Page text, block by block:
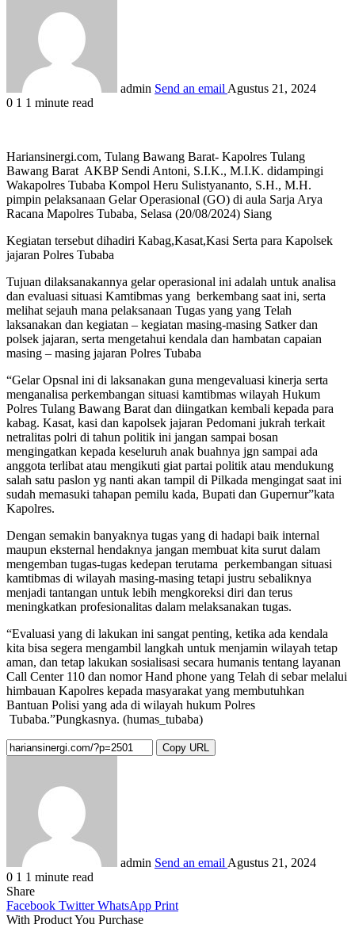
admin Send an email Agustus 21, 2024
0 1 1 minute read
Hariansinergi.com, Tulang Bawang Barat- Kapolres Tulang
Bawang Barat AKBP Sendi Antoni, S.I.K., M.I.K. didampingi
Wakapolres Tubaba Kompol Heru Sulistyananto, S.H., M.H.
pimpin pelaksanaan Gelar Operasional (GO) di aula Sarja Arya
Racana Mapolres Tubaba, Selasa (20/08/2024) Siang
Kegiatan tersebut dihadiri Kabag,Kasat,Kasi Serta para Kapolsek
jajaran Polres Tubaba
Tujuan dilaksanakannya gelar operasional ini adalah untuk analisa
dan evaluasi situasi Kamtibmas yang berkembang saat ini, serta
melihat sejauh mana pelaksanaan Tugas yang yang Telah
laksanakan dan kegiatan – kegiatan masing-masing Satker dan
polsek jajaran, serta mengetahui kendala dan hambatan capaian
masing – masing jajaran Polres Tubaba
“Gelar Opsnal ini di laksanakan guna mengevaluasi kinerja serta
menganalisa perkembangan situasi kamtibmas wilayah Hukum
Polres Tulang Bawang Barat dan diingatkan kembali kepada para
kabag. Kasat, kasi dan kapolsek jajaran Pedomani jukrah terkait
netralitas polri di tahun politik ini jangan sampai bosan
mengingatkan kepada keseluruh anak buahnya jgn sampai ada
anggota terlibat atau mengikuti giat partai politik atau mendukung
salah satu paslon yg nanti akan tampil di Pilkada mengingat saat ini
sudah memasuki tahapan pemilu kada, Bupati dan Gupernur”kata
Kapolres.
Dengan semakin banyaknya tugas yang di hadapi baik internal
maupun eksternal hendaknya jangan membuat kita surut dalam
mengemban tugas-tugas kedepan terutama perkembangan situasi
kamtibmas di wilayah masing-masing tetapi justru sebaliknya
menjadi tantangan untuk lebih mengkoreksi diri dan terus
meningkatkan profesionalitas dalam melaksanakan tugas.
“Evaluasi yang di lakukan ini sangat penting, ketika ada kendala
kita bisa segera mengambil langkah untuk menjamin wilayah tetap
aman, dan tetap lakukan sosialisasi secara humanis tentang layanan
Call Center 110 dan nomor Hand phone yang Telah di sebar melalui
himbauan Kapolres kepada masyarakat yang membutuhkan
Bantuan Polisi yang ada di wilayah hukum Polres
Tubaba.”Pungkasnya. (humas_tubaba)
Copy URL
admin Send an email Agustus 21, 2024
0 1 1 minute read
Share
Facebook Twitter WhatsApp Print
With Product You Purchase